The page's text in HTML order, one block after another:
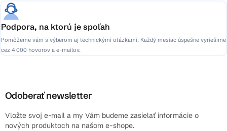
Podpora, na ktorú je spoľah
Pomôžeme vám s výberom aj technickými otázkami. Každý mesiac úspešne vyriešime
cez 4 000 hovorov a e-mailov.
Odoberať newsletter
Vložte svoj e-mail a my Vám budeme zasielať informácie o
nových produktoch na našom e-shope.